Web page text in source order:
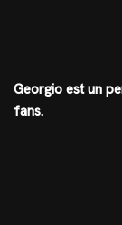
Georgio est un
fans.